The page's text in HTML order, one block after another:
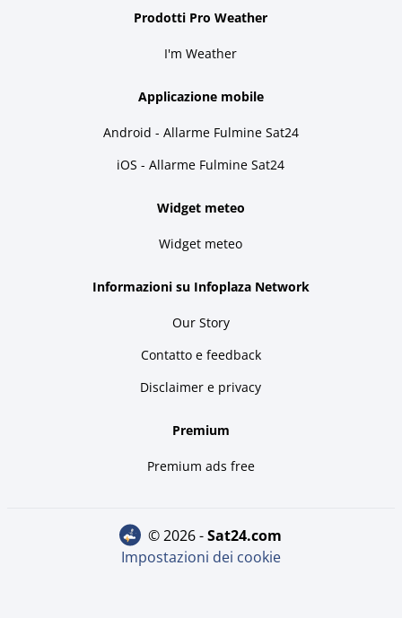
Prodotti Pro Weather
I'm Weather
Applicazione mobile
Android - Allarme Fulmine Sat24
iOS - Allarme Fulmine Sat24
Widget meteo
Widget meteo
Informazioni su Infoplaza Network
Our Story
Contatto e feedback
Disclaimer e privacy
Premium
Premium ads free
© 2026 - sat24.com
Impostazioni dei cookie